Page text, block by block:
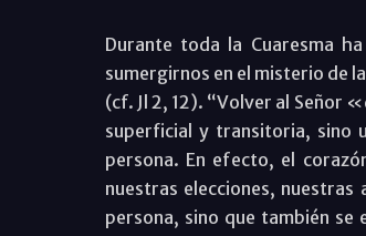
Durante toda la Cuaresma
sumergirnos en el misterio de
(cf. Jl 2, 12). “Volver al Señor
superficial y transitoria, sino
persona. En efecto, el
nuestras elecciones,
persona, sino que también